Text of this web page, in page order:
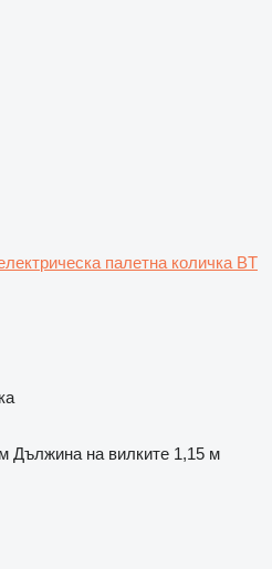
палетна количка BT
Дължина на вилките 1,15 м